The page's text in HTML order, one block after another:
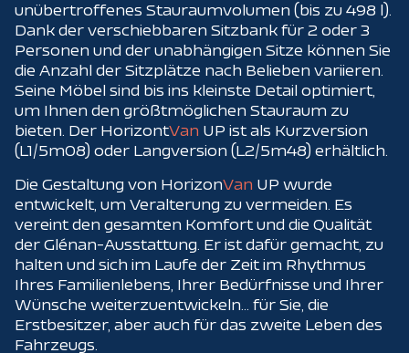
unübertroffenes Stauraumvolumen (bis zu 498 l).
Dank der verschiebbaren Sitzbank für 2 oder 3
Personen und der unabhängigen Sitze können Sie
die Anzahl der Sitzplätze nach Belieben variieren.
Seine Möbel sind bis ins kleinste Detail optimiert,
um Ihnen den größtmöglichen Stauraum zu
bieten. Der HorizontVan UP ist als Kurzversion
(L1/5m08) oder Langversion (L2/5m48) erhältlich.
Die Gestaltung von HorizonVan UP wurde
entwickelt, um Veralterung zu vermeiden. Es
vereint den gesamten Komfort und die Qualität
der Glénan-Ausstattung. Er ist dafür gemacht, zu
halten und sich im Laufe der Zeit im Rhythmus
Ihres Familienlebens, Ihrer Bedürfnisse und Ihrer
Wünsche weiterzuentwickeln... für Sie, die
Erstbesitzer, aber auch für das zweite Leben des
Fahrzeugs.